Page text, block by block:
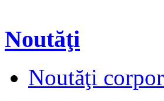
Noutăţi
Noutăţi